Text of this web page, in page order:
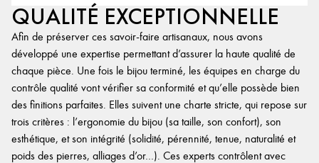
QUALITÉ EXCEPTIONNELLE
Afin de préserver ces savoir-faire artisanaux, nous avons
développé une expertise permettant d’assurer la haute qualité de
chaque pièce. Une fois le bijou terminé, les équipes en charge du
contrôle qualité vont vérifier sa conformité et qu’elle possède bien
des finitions parfaites. Elles suivent une charte stricte, qui repose sur
trois critères : l’ergonomie du bijou (sa taille, son confort), son
esthétique, et son intégrité (solidité, pérennité, tenue, naturalité et
poids des pierres, alliages d’or…). Ces experts contrôlent avec